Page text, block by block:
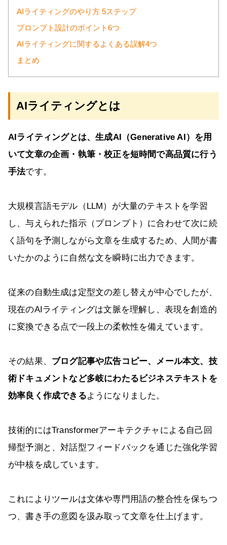
AIライティングのやり方 5ステップ
プロンプト設計のポイント6つ
AIライティングに関するよくある誤解4つ
まとめ
AIライティングとは
AIライティングとは、生成AI（Generative AI）を用
いて文章の企画・執筆・校正を短時間で高品質に行う
手法です。
大規模言語モデル（LLM）が大量のテキストを学習
し、与えられた指示（プロンプト）に合わせて次に続
く語句を予測しながら文章を生成するため、人間が書
いたかのように自然な文を瞬時に出力できます。
従来の自動生成は定型文の差し替えが中心でしたが、
現在のAIライティングは文脈を理解し、表現を創造的
に変換できる点で一段上の柔軟性を備えています。
その結果、 ブログ記事や広告コピー、メール本文、技
術ドキュメントなど多岐にわたるビジネステキストを
効率良く作成できるようになりました。
技術的にはTransformerアーキテクチャによる自己回
帰型予測と、対話型フィードバックを通じた強化学習
が中核を成しています。
これによりツールは文体や専門用語の整合性を保ちつ
つ、書き手の意図を汲み取って文章を仕上げます。